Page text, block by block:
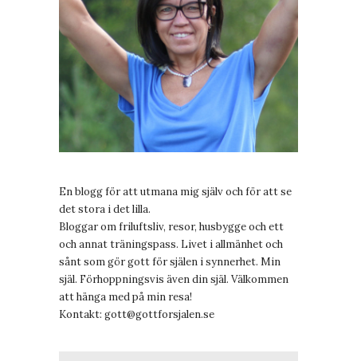
En blogg för att utmana mig själv och för att se
det stora i det lilla.
Bloggar om friluftsliv, resor, husbygge och ett
och annat träningspass. Livet i allmänhet och
sånt som gör gott för själen i synnerhet. Min
själ. Förhoppningsvis även din själ. Välkommen
att hänga med på min resa!
Kontakt: gott@gottforsjalen.se